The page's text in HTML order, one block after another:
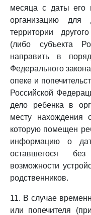
месяца с даты его
организацию для
территории
(либо субъекта
направить в
Федерального
опеке и
Российской
дело ребенка в
месту нахождения
которую помещен
информацию о
оставшегося
возможности
родственников.
11. В случае
или попечителя